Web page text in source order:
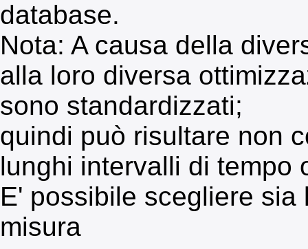
database.
Nota: A causa della
alla loro diversa
sono standardizzati;
quindi può risultare non
lunghi intervalli di tempo
E' possibile scegliere
misura